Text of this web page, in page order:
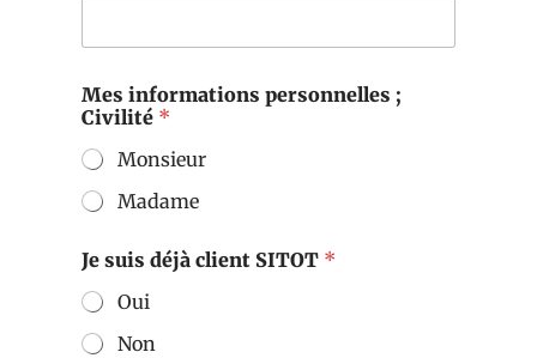
Mes informations personnelles ;
Civilité *
Monsieur
Madame
Je suis déjà client SITOT *
Oui
Non